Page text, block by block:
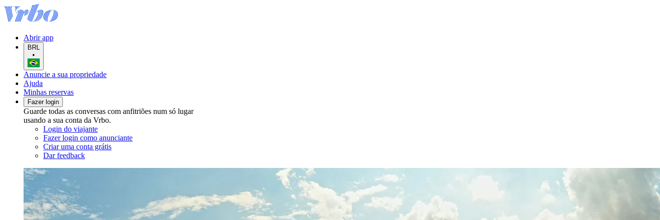
Abrir app
BRL
•
Anuncie a sua propriedade
Ajuda
Minhas reservas
Fazer login
Guarde todas as conversas com anfitriões num só lugar
usando a sua conta da Vrbo.
Login do viajante
Fazer login como anunciante
Criar uma conta grátis
Dar feedback